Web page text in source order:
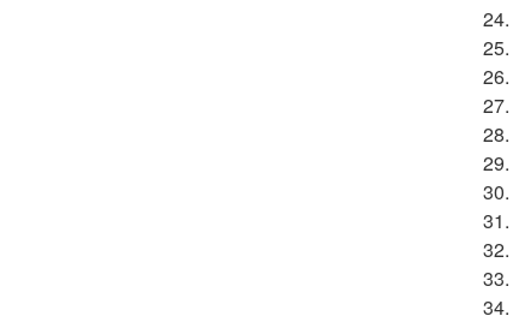
24.
25.
26.
27.
28.
29.
30.
31.
32.
33.
34.